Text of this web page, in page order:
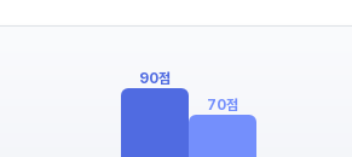
90점
70점